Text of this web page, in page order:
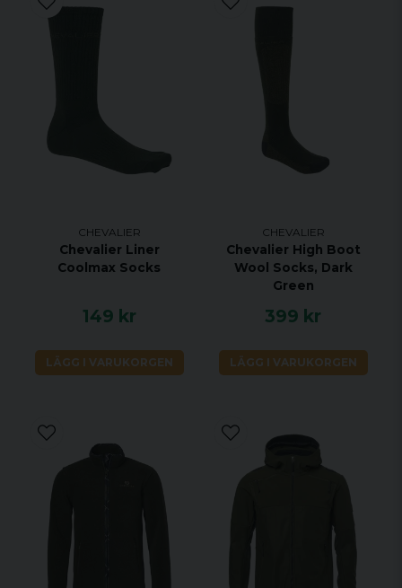
CHEVALIER
Chevalier Liner
Coolmax Socks
149 kr
LÄGG I VARUKORGEN
CHEVALIER
Chevalier High Boot
Wool Socks, Dark
Green
399 kr
LÄGG I VARUKORGEN
Ventilationskanaler
Drevjakt (Klövvilt)
Drevjakt (Småvilt)
Vaktjakt (Småvilt)
Hundförare
Sträckjakt